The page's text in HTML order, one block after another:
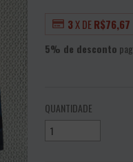
3X DER$76,67
5% de desconto
QUANTIDADE